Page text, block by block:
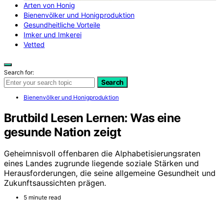
Arten von Honig
Bienenvölker und Honigproduktion
Gesundheitliche Vorteile
Imker und Imkerei
Vetted
Search for:
Search
Bienenvölker und Honigproduktion
Brutbild Lesen Lernen: Was eine
gesunde Nation zeigt
Geheimnisvoll offenbaren die Alphabetisierungsraten
eines Landes zugrunde liegende soziale Stärken und
Herausforderungen, die seine allgemeine Gesundheit und
Zukunftsaussichten prägen.
5 minute read